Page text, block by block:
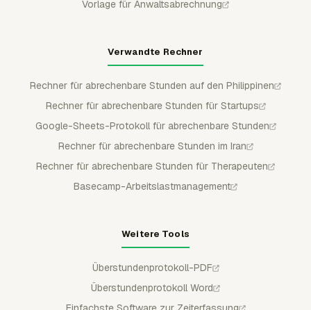
Vorlage für Anwaltsabrechnung
Verwandte Rechner
Rechner für abrechenbare Stunden auf den Philippinen
Rechner für abrechenbare Stunden für Startups
Google-Sheets-Protokoll für abrechenbare Stunden
Rechner für abrechenbare Stunden im Iran
Rechner für abrechenbare Stunden für Therapeuten
Basecamp-Arbeitslastmanagement
Weitere Tools
Überstundenprotokoll-PDF
Überstundenprotokoll Word